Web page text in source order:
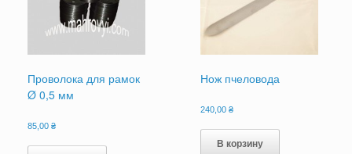
Проволока для рамок
Ø 0,5 мм
85,00 ₴
Нож пчеловода
240,00₴
В корзину